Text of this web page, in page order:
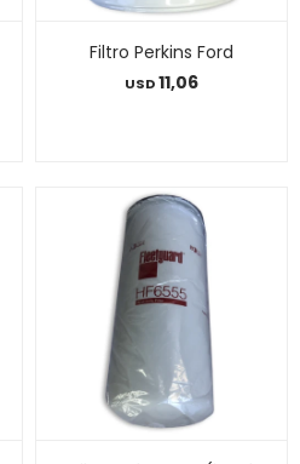
Filtro Perkins Ford
USD11,06